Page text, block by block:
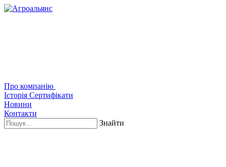
Про компанію
Історія Сертифікати
Новини
Контакти
Знайти